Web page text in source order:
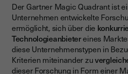
Der Gartner Magic Quadrant ist
Unternehmen entwickelte
ermöglicht, sich über die
Technologieanbietereines
diese Unternehmenstypen in
Kriterien miteinander zu
dieser Forschung in Form einer